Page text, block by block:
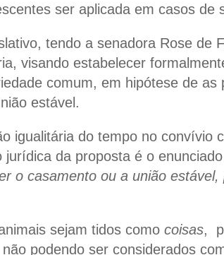
ser aplicada em casos de
tendo a senadora Rose de
visando estabelecer
comum, em hipótese de
estável.
igualitária do tempo no convívio
da proposta é o
o casamento ou a união
sejam tidos como coisas,
podendo ser considerados